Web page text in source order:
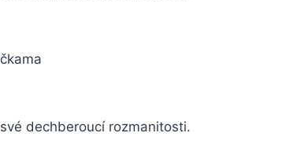
dechberoucí rozmanitosti.